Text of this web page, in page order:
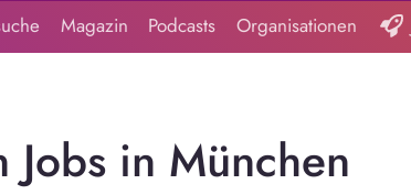
Magazin Podcasts Organisationen
in München